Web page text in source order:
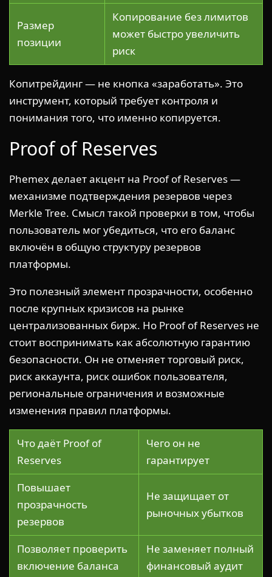
Размер
позиции
Копирование без лимитов
может быстро увеличить
риск
Копитрейдинг — не кнопка «заработать». Это
инструмент, который требует контроля и
понимания того, что именно копируется.
Proof of Reserves
Phemex делает акцент на Proof of Reserves —
механизме подтверждения резервов через
Merkle Tree. Смысл такой проверки в том, чтобы
пользователь мог убедиться, что его баланс
включён в общую структуру резервов
платформы.
Это полезный элемент прозрачности, особенно
после крупных кризисов на рынке
централизованных бирж. Но Proof of Reserves не
стоит воспринимать как абсолютную гарантию
безопасности. Он не отменяет торговый риск,
риск аккаунта, риск ошибок пользователя,
региональные ограничения и возможные
изменения правил платформы.
Что даёт Proof of
Reserves
Чего он не
гарантирует
Повышает
прозрачность
резервов
Не защищает от
рыночных убытков
Позволяет проверить
включение баланса
Не заменяет полный
финансовый аудит